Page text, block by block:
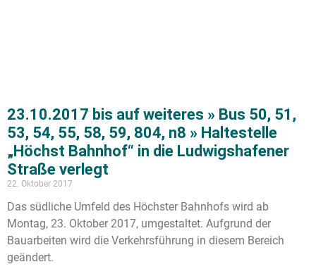
23.10.2017 bis auf weiteres » Bus 50, 51,
53, 54, 55, 58, 59, 804, n8 » Haltestelle
„Höchst Bahnhof“ in die Ludwigshafener
Straße verlegt
22. Oktober 2017
Das südliche Umfeld des Höchster Bahnhofs wird ab
Montag, 23. Oktober 2017, umgestaltet. Aufgrund der
Bauarbeiten wird die Verkehrsführung in diesem Bereich
geändert.